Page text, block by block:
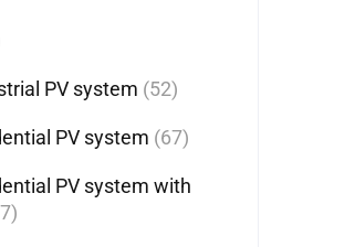
PV system (52)
PV system (67)
PV system with